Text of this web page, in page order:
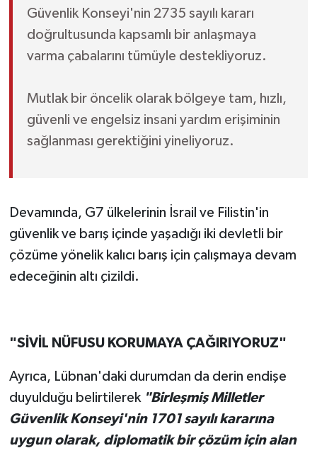
Güvenlik Konseyi'nin 2735 sayılı kararı
doğrultusunda kapsamlı bir anlaşmaya
varma çabalarını tümüyle destekliyoruz.
Mutlak bir öncelik olarak bölgeye tam, hızlı,
güvenli ve engelsiz insani yardım erişiminin
sağlanması gerektiğini yineliyoruz.
Devamında, G7 ülkelerinin İsrail ve Filistin'in
güvenlik ve barış içinde yaşadığı iki devletli bir
çözüme yönelik kalıcı barış için çalışmaya devam
edeceğinin altı çizildi.
"SİVİL NÜFUSU KORUMAYA ÇAĞIRIYORUZ"
Ayrıca, Lübnan'daki durumdan da derin endişe
duyulduğu belirtilerek "Birleşmiş Milletler
Güvenlik Konseyi'nin 1701 sayılı kararına
uygun olarak, diplomatik bir çözüm için alan